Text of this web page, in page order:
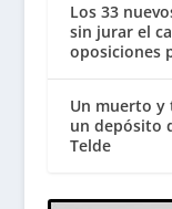
Los 33
sin jurar el
oposiciones
Un muerto y
un depósito
Telde